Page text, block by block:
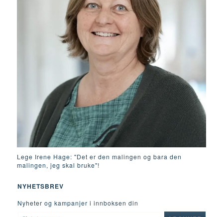
Lege Irene Hage: "Det er den malingen og bara den
malingen, jeg skal bruke"!
NYHETSBREV
Nyheter og kampanjer i innboksen din